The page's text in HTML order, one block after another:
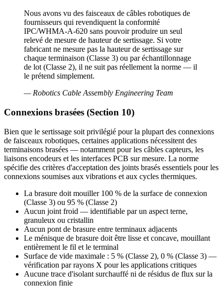
Nous avons vu des faisceaux de câbles robotiques de
fournisseurs qui revendiquent la conformité
IPC/WHMA-A-620 sans pouvoir produire un seul
relevé de mesure de hauteur de sertissage. Si votre
fabricant ne mesure pas la hauteur de sertissage sur
chaque terminaison (Classe 3) ou par échantillonnage
de lot (Classe 2), il ne suit pas réellement la norme — il
le prétend simplement.
— Robotics Cable Assembly Engineering Team
Connexions brasées (Section 10)
Bien que le sertissage soit privilégié pour la plupart des connexions
de faisceaux robotiques, certaines applications nécessitent des
terminaisons brasées — notamment pour les câbles capteurs, les
liaisons encodeurs et les interfaces PCB sur mesure. La norme
spécifie des critères d'acceptation des joints brasés essentiels pour les
connexions soumises aux vibrations et aux cycles thermiques.
La brasure doit mouiller 100 % de la surface de connexion
(Classe 3) ou 95 % (Classe 2)
Aucun joint froid — identifiable par un aspect terne,
granuleux ou cristallin
Aucun pont de brasure entre terminaux adjacents
Le ménisque de brasure doit être lisse et concave, mouillant
entièrement le fil et le terminal
Surface de vide maximale : 5 % (Classe 2), 0 % (Classe 3) —
vérification par rayons X pour les applications critiques
Aucune trace d'isolant surchauffé ni de résidus de flux sur la
connexion finie